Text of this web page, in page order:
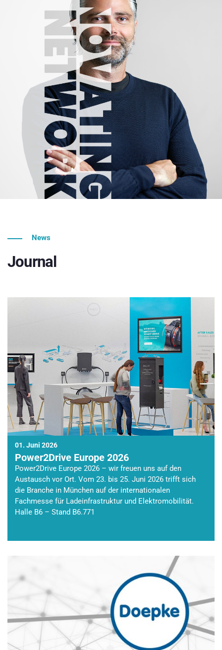
News
Journal
01. Juni 2026
Power2Drive Europe 2026
Power2Drive Europe 2026 – wir freuen uns auf den
Austausch vor Ort. Vom 23. bis 25. Juni 2026 trifft sich
die Branche in München auf der internationalen
Fachmesse für Ladeinfrastruktur und Elektromobilität.
Halle B6 – Stand B6.771